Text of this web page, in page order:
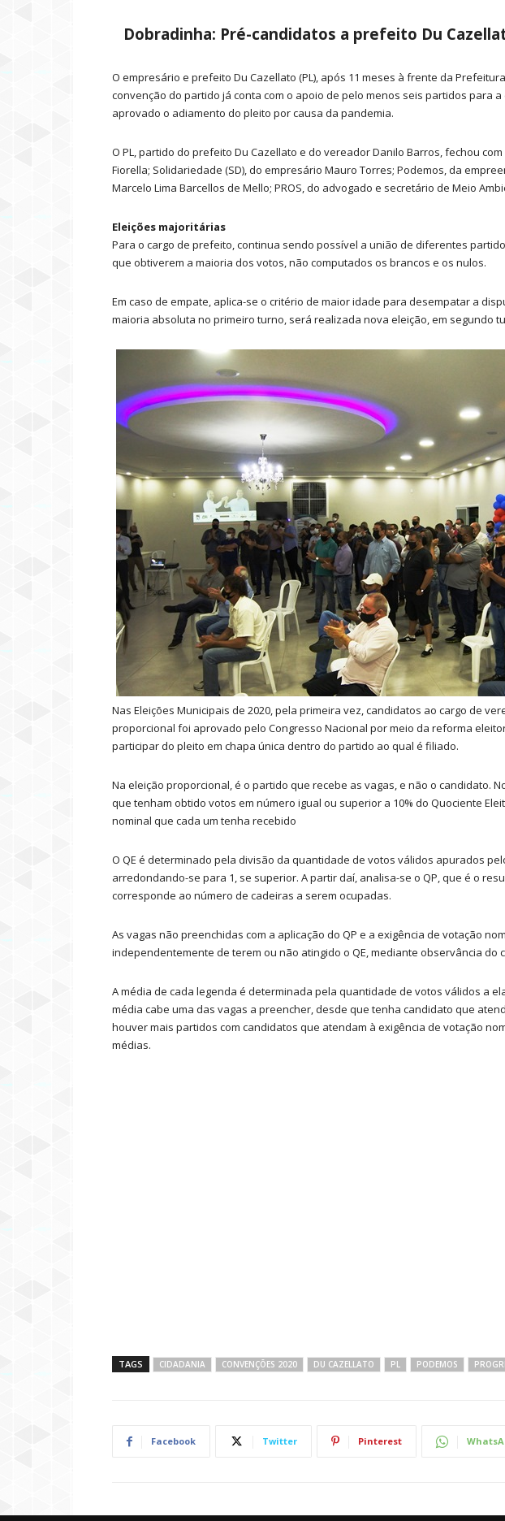
Dobradinha: Pré-candidatos a prefeito Du
O empresário e prefeito Du Cazellato (PL), após 11 meses à frente da
convenção do partido já conta com o apoio de pelo menos seis partidos para
aprovado o adiamento do pleito por causa da pandemia.
O PL, partido do prefeito Du Cazellato e do vereador Danilo Barros, fechou
Fiorella; Solidariedade (SD), do empresário Mauro Torres; Podemos, da
Marcelo Lima Barcellos de Mello; PROS, do advogado e secretário de Meio
Eleições majoritárias
Para o cargo de prefeito, continua sendo possível a união de diferentes
que obtiverem a maioria dos votos, não computados os brancos e os nulos.
Em caso de empate, aplica-se o critério de maior idade para desempatar a
maioria absoluta no primeiro turno, será realizada nova eleição, em segundo
Nas Eleições Municipais de 2020, pela primeira vez, candidatos ao cargo de
proporcional foi aprovado pelo Congresso Nacional por meio da reforma
participar do pleito em chapa única dentro do partido ao qual é filiado.
Na eleição proporcional, é o partido que recebe as vagas, e não o candidato.
que tenham obtido votos em número igual ou superior a 10% do Quociente
nominal que cada um tenha recebido
O QE é determinado pela divisão da quantidade de votos válidos apurados
arredondando-se para 1, se superior. A partir daí, analisa-se o QP, que é o
corresponde ao número de cadeiras a serem ocupadas.
As vagas não preenchidas com a aplicação do QP e a exigência de votação
independentemente de terem ou não atingido o QE, mediante observância do
A média de cada legenda é determinada pela quantidade de votos válidos a
média cabe uma das vagas a preencher, desde que tenha candidato que
houver mais partidos com candidatos que atendam à exigência de votação
médias.
TAGS CIDADANIA CONVENÇÕES 2020 DU CAZELLATO PL PODEMOS
Facebook Twitter Pinterest